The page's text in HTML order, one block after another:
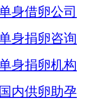
身借卵公司
身捐卵咨询
身捐卵机构
国内供卵助孕